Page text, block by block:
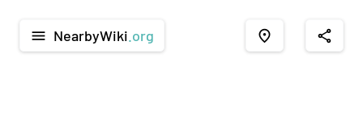
menu NearbyWiki .org place share